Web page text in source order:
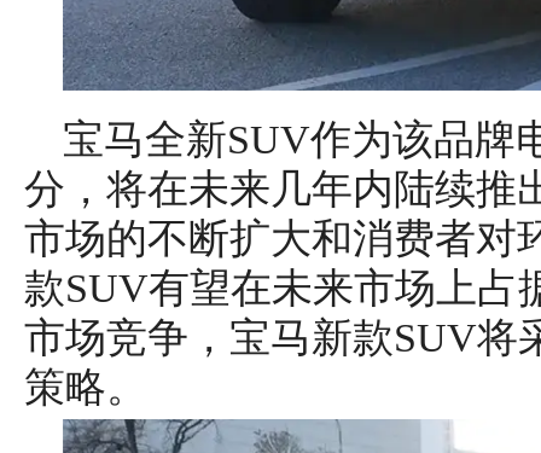
宝马全新SUV作为该品牌
分，将在未来几年内陆续推
市场的不断扩大和消费者对
款SUV有望在未来市场上占
市场竞争，宝马新款SUV将
策略。